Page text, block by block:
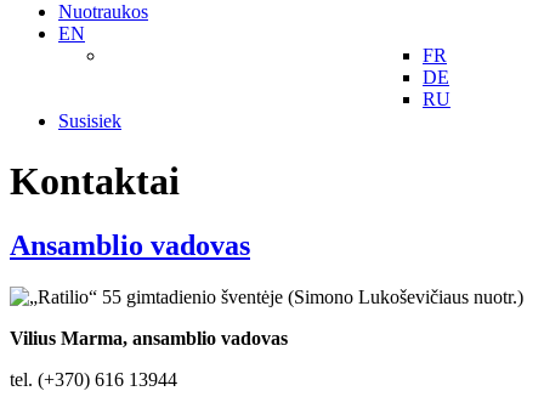
Nuotraukos
EN
FR
DE
RU
Susisiek
Kontaktai
Ansamblio vadovas
Vilius Marma, ansamblio vadovas
tel. (+370) 616 13944